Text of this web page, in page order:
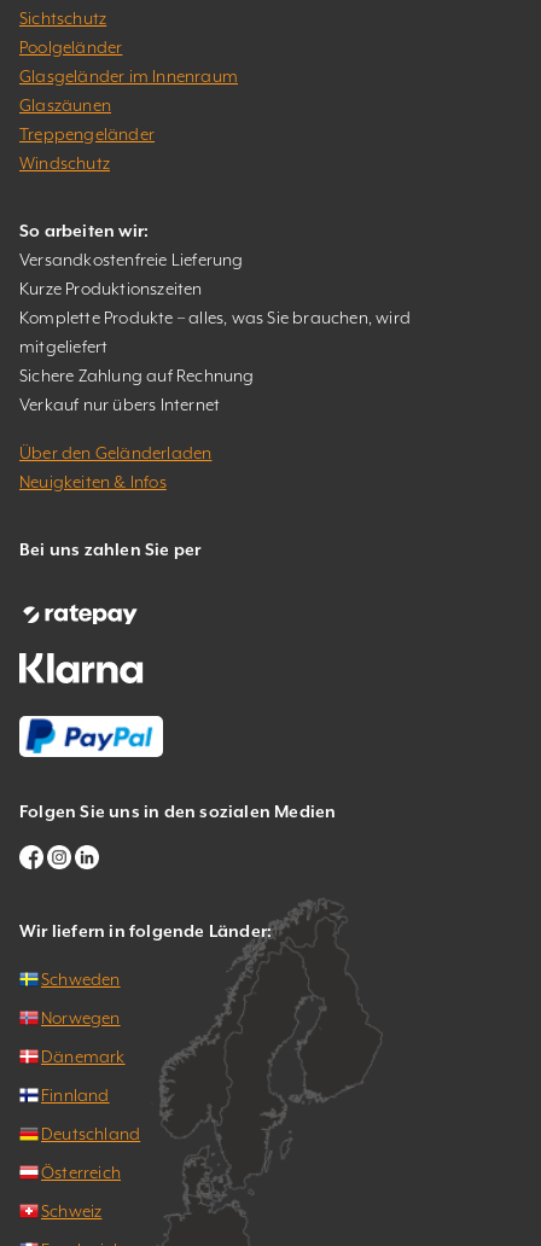
Sichtschutz
Poolgeländer
Glasgeländer im Innenraum
Glaszäunen
Treppengeländer
Windschutz
So arbeiten wir:
Versandkostenfreie Lieferung
Kurze Produktionszeiten
Komplette Produkte – alles, was Sie brauchen, wird
mitgeliefert
Sichere Zahlung auf Rechnung
Verkauf nur übers Internet
Über den Geländerladen
Neuigkeiten & Infos
Bei uns zahlen Sie per
Folgen Sie uns in den sozialen Medien
Wir liefern in folgende Länder:
Schweden
Norwegen
Dänemark
Finnland
Deutschland
Österreich
Schweiz